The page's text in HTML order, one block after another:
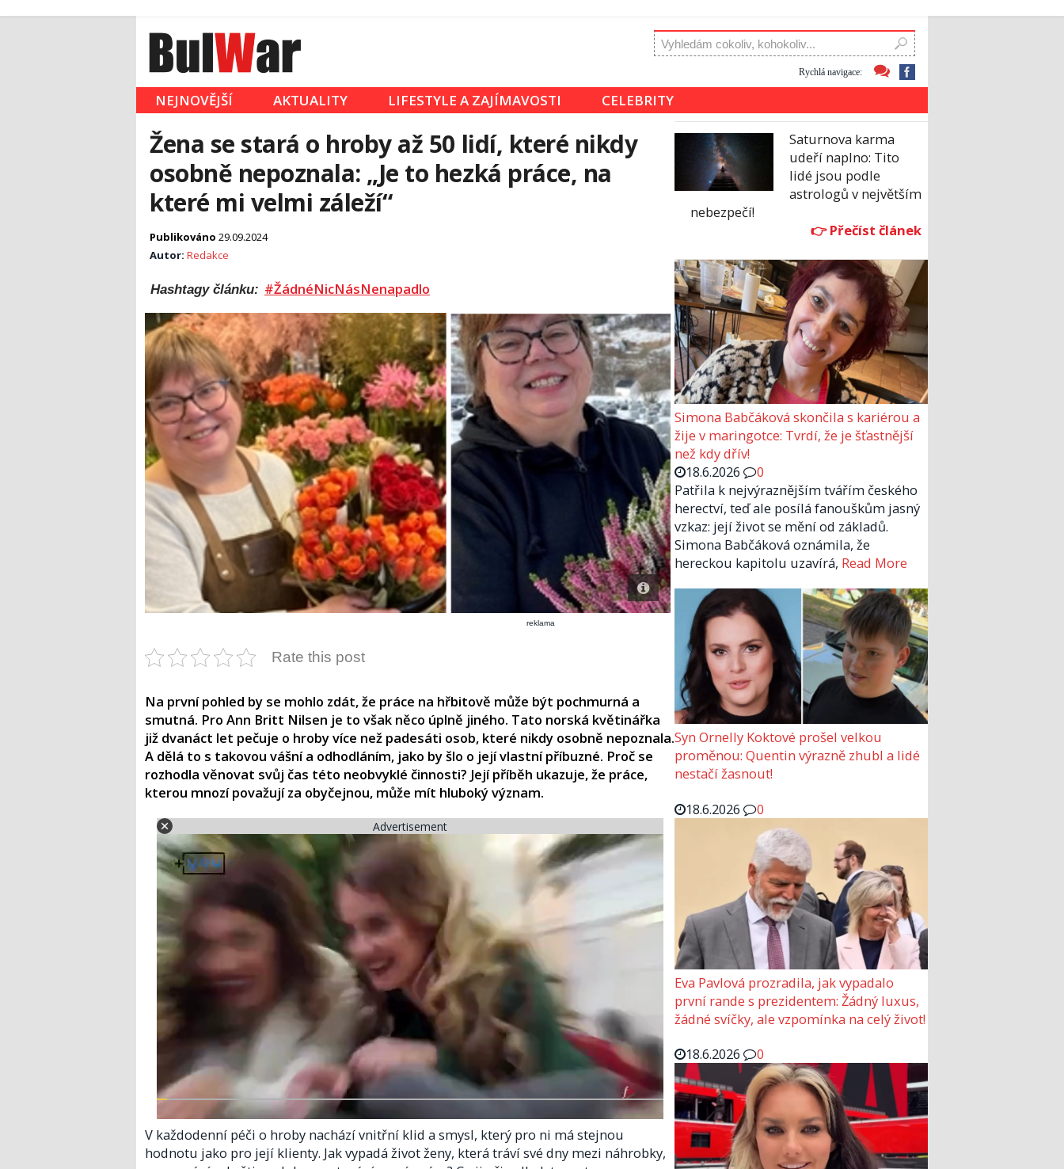
Rychlá navigace:
NEJNOVĚJŠÍ AKTUALITY LIFESTYLE A ZAJÍMAVOSTI CELEBRITY
Žena se stará o hroby až 50 lidí, které nikdy
osobně nepoznala: „Je to hezká práce, na
které mi velmi záleží“
Publikováno 29.09.2024
Autor: Redakce
Hashtagy článku: #ŽádnéNicNásNenapadlo
reklama
Rate this post
Na první pohled by se mohlo zdát, že práce na hřbitově může být pochmurná a
smutná. Pro Ann Britt Nilsen je to však něco úplně jiného. Tato norská květinářka
již dvanáct let pečuje o hroby více než padesáti osob, které nikdy osobně nepoznala.
A dělá to s takovou vášní a odhodláním, jako by šlo o její vlastní příbuzné. Proč se
rozhodla věnovat svůj čas této neobvyklé činnosti? Její příběh ukazuje, že práce,
kterou mnozí považují za obyčejnou, může mít hluboký význam.
Advertisement
V každodenní péči o hroby nachází vnitřní klid a smysl, který pro ni má stejnou
hodnotu jako pro její klienty. Jak vypadá život ženy, která tráví své dny mezi náhrobky,
Saturnova karma
udeří naplno: Tito
lidé jsou podle
astrologů v největším
nebezpečí!
Simona Babčáková skončila s kariérou a
žije v maringotce: Tvrdí, že je šťastnější
než kdy dřív!
18.6.2026
0
Patřila k nejvýraznějším tvářím českého
herectví, teď ale posílá fanouškům jasný
vzkaz: její život se mění od základů.
Simona Babčáková oznámila, že
hereckou kapitolu uzavírá, Read More
Syn Ornelly Koktové prošel velkou
proměnou: Quentin výrazně zhubl a lidé
nestačí žasnout!
18.6.2026
0
Eva Pavlová prozradila, jak vypadalo
první rande s prezidentem: Žádný luxus,
žádné svíčky, ale vzpomínka na celý život!
18.6.2026
0